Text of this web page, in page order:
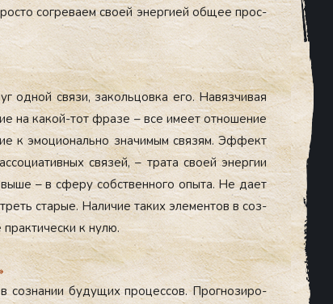
сог­ре­ва­ем сво­ей энер­ги­ей об­щее прос­
од­ной свя­зи, за­коль­цов­ка его. На­вяз­чи­вая
на ка­кой-тот фра­зе – все име­ет от­но­шение
к эмо­ци­ональ­но зна­чимым свя­зям. Эф­фект
свя­зей, – тра­та сво­ей энер­гии
– в сфе­ру собс­твен­но­го опы­та. Не да­ет
ста­рые. На­личие та­ких эле­мен­тов в соз­
к ну­лю.
соз­на­нии бу­дущих про­цес­сов. Прог­но­зиро­